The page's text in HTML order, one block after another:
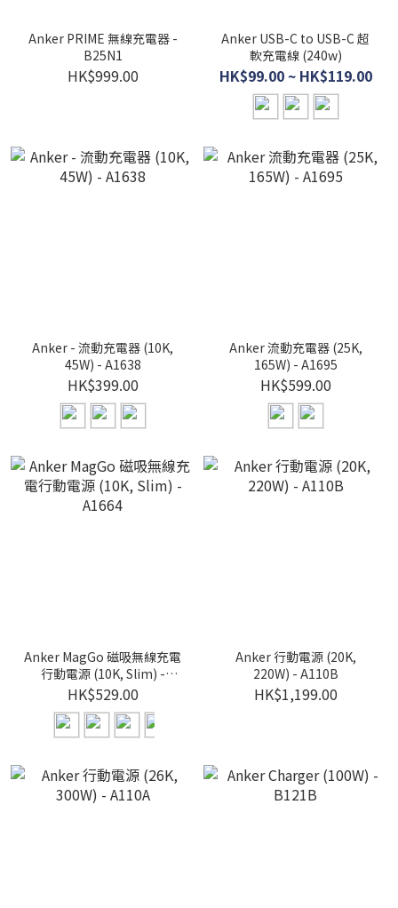
Anker PRIME 無線充電器 -
B25N1
HK$999.00
Anker USB-C to USB-C 超
軟充電線 (240w)
HK$99.00 ~ HK$119.00
Anker - 流動充電器 (10K,
45W) - A1638
HK$399.00
Anker 流動充電器 (25K,
165W) - A1695
HK$599.00
Anker MagGo 磁吸無線充電
行動電源 (10K, Slim) -
A1664
HK$529.00
Anker 行動電源 (20K,
220W) - A110B
HK$1,199.00